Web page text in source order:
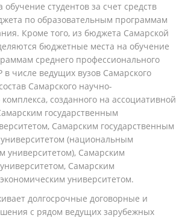
студентов за счет средств
по образовательным программам
Кроме того, из бюджета Самарской
бюджетные места на обучение
среднего профессионального
числе ведущих вузов Самарского
Самарского научно-
созданного на ассоциативной
государственным
Самарским государственным
(национальным
университетом), Самарским
Самарским
университетом.
долгосрочные договорные и
с рядом ведущих зарубежных